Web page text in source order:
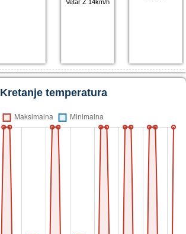
Vetar Z 14km/h
Kretanje temperatura